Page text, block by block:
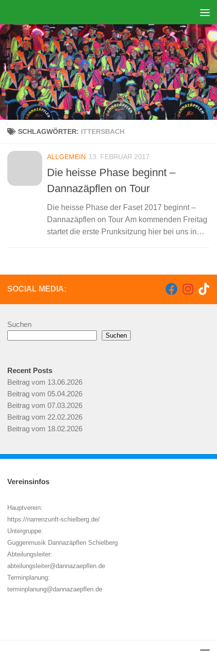
SCHLAGWÖRTER: ITTERSBACH
ALLGEMEIN 13. FEBRUAR 2017
Die heisse Phase beginnt –
Dannazäpflen on Tour
Die heisse Phase der Faset 2017 beginnt –
Dannazäpflen on Tour Am kommenden Freitag
startet die erste Prunksitzung hier bei uns in
SOCIAL MEDIA:
Suchen
Suchen
Recent Posts
Beitrag vom 13.06.2026
Beitrag vom 05.04.2026
Beitrag vom 07.03.2026
Beitrag vom 22.02.2026
Beitrag vom 18.02.2026
Vereinsinfos
Hauptverein:
https://narrenzunft-schielberg.de/
Untergruppe:
Guggenmusik Dannazäpflen Schielberg
Abteilungsleiter:
abteilungsleiter@dannazaepflen.de
Terminplanung:
terminplanung@dannazaepflen.de